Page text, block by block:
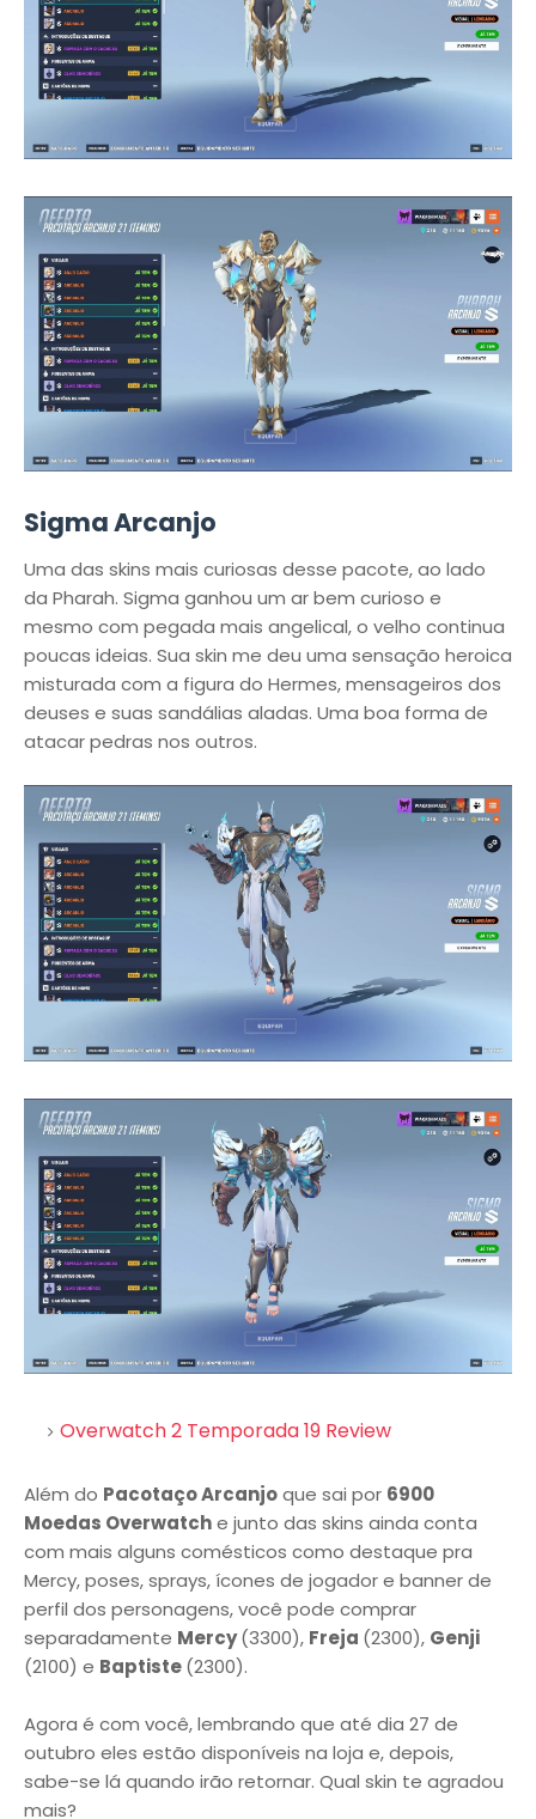
Sigma Arcanjo
Uma das skins mais curiosas desse pacote, ao lado
da Pharah. Sigma ganhou um ar bem curioso e
mesmo com pegada mais angelical, o velho continua
poucas ideias. Sua skin me deu uma sensação heroica
misturada com a figura do Hermes, mensageiros dos
deuses e suas sandálias aladas. Uma boa forma de
atacar pedras nos outros.
Overwatch 2 Temporada 19 Review
Além do Pacotaço Arcanjoque sai por 6900
Moedas Overwatche junto das skins ainda conta
com mais alguns comésticos como destaque pra
Mercy, poses, sprays, ícones de jogador e banner de
perfil dos personagens, você pode comprar
separadamente Mercy(3300), Freja (2300), Genji
(2100) e Baptiste(2300).
Agora é com você, lembrando que até dia 27 de
outubro eles estão disponíveis na loja e, depois,
sabe-se lá quando irão retornar. Qual skin te agradou
mais?